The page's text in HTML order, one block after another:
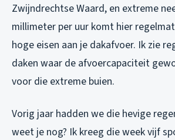
Zwijndrechtse Waard, en extreme
millimeter per uur komt hier
hoge eisen aan je dakafvoer. Ik zie
daken waar de afvoercapaciteit
voor die extreme buien.
Vorig jaar hadden we die hevige
weet je nog? Ik kreeg die week vijf